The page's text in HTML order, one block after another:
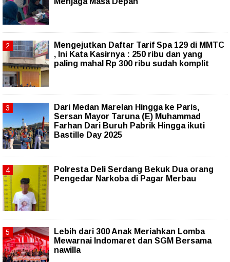
Mengejutkan Daftar Tarif Spa 129 di MMTC
, Ini Kata Kasirnya : 250 ribu dan yang
paling mahal Rp 300 ribu sudah komplit
‎Dari Medan Marelan Hingga ke Paris,
Sersan Mayor Taruna (E) Muhammad
Farhan Dari Buruh Pabrik Hingga ikuti
Bastille Day 2025
Polresta Deli Serdang Bekuk Dua orang
Pengedar Narkoba di Pagar Merbau
Lebih dari 300 Anak Meriahkan Lomba
Mewarnai Indomaret dan SGM Bersama
nawilla